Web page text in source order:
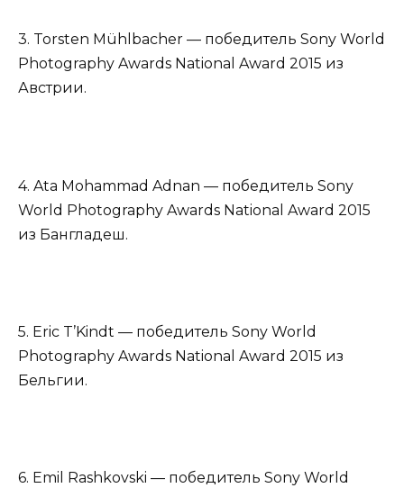
3. Torsten Mühlbacher — победитель Sony World
Photography Awards National Award 2015 из
Австрии.
4. Ata Mohammad Adnan — победитель Sony
World Photography Awards National Award 2015
из Бангладеш.
5. Eric T’Kindt — победитель Sony World
Photography Awards National Award 2015 из
Бельгии.
6. Emil Rashkovski — победитель Sony World